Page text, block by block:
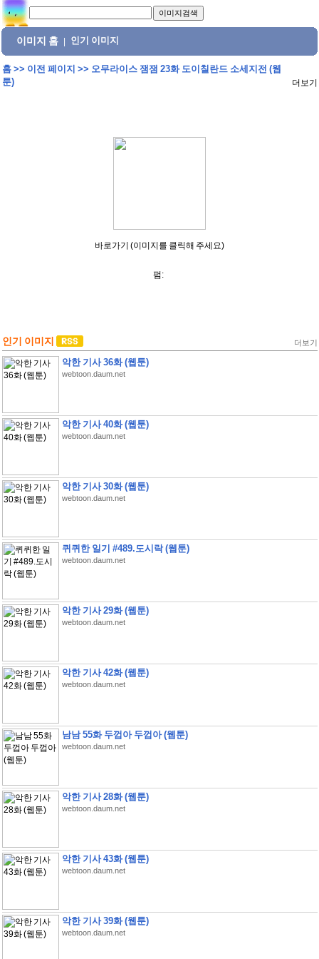
이미지 홈 인기 이미지
홈>> 이전 페이지 >> 오무라이스 잼잼 23화 도이칠란드 소세지전 (웹
툰)
더보기
바로가기 (이미지를 클릭해 주세요)
펌:
인기 이미지 더보기
악한 기사 36화 (웹툰)
webtoon.daum.net
악한 기사 40화 (웹툰)
webtoon.daum.net
악한 기사 30화 (웹툰)
webtoon.daum.net
퀴퀴한 일기 #489.도시락 (웹툰)
webtoon.daum.net
악한 기사 29화 (웹툰)
webtoon.daum.net
악한 기사 42화 (웹툰)
webtoon.daum.net
남남 55화 두껍아 두껍아 (웹툰)
webtoon.daum.net
악한 기사 28화 (웹툰)
webtoon.daum.net
악한 기사 43화 (웹툰)
webtoon.daum.net
악한 기사 39화 (웹툰)
webtoon.daum.net